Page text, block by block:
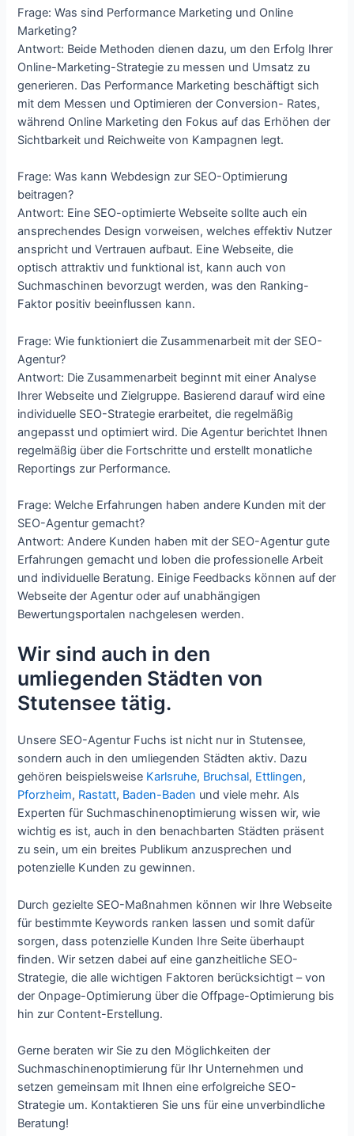
Frage: Was sind Performance Marketing und Online
Marketing?
Antwort: Beide Methoden dienen dazu, um den Erfolg Ihrer
Online-Marketing-Strategie zu messen und Umsatz zu
generieren. Das Performance Marketing beschäftigt sich
mit dem Messen und Optimieren der Conversion- Rates,
während Online Marketing den Fokus auf das Erhöhen der
Sichtbarkeit und Reichweite von Kampagnen legt.
Frage: Was kann Webdesign zur SEO-Optimierung
beitragen?
Antwort: Eine SEO-optimierte Webseite sollte auch ein
ansprechendes Design vorweisen, welches effektiv Nutzer
anspricht und Vertrauen aufbaut. Eine Webseite, die
optisch attraktiv und funktional ist, kann auch von
Suchmaschinen bevorzugt werden, was den Ranking-
Faktor positiv beeinflussen kann.
Frage: Wie funktioniert die Zusammenarbeit mit der SEO-
Agentur?
Antwort: Die Zusammenarbeit beginnt mit einer Analyse
Ihrer Webseite und Zielgruppe. Basierend darauf wird eine
individuelle SEO-Strategie erarbeitet, die regelmäßig
angepasst und optimiert wird. Die Agentur berichtet Ihnen
regelmäßig über die Fortschritte und erstellt monatliche
Reportings zur Performance.
Frage: Welche Erfahrungen haben andere Kunden mit der
SEO-Agentur gemacht?
Antwort: Andere Kunden haben mit der SEO-Agentur gute
Erfahrungen gemacht und loben die professionelle Arbeit
und individuelle Beratung. Einige Feedbacks können auf der
Webseite der Agentur oder auf unabhängigen
Bewertungsportalen nachgelesen werden.
Wir sind auch in den
umliegenden Städten von
Stutensee tätig.
Unsere SEO-Agentur Fuchs ist nicht nur in Stutensee,
sondern auch in den umliegenden Städten aktiv. Dazu
gehören beispielsweise Karlsruhe, Bruchsal, Ettlingen,
Pforzheim, Rastatt, Baden-Baden und viele mehr. Als
Experten für Suchmaschinenoptimierung wissen wir, wie
wichtig es ist, auch in den benachbarten Städten präsent
zu sein, um ein breites Publikum anzusprechen und
potenzielle Kunden zu gewinnen.
Durch gezielte SEO-Maßnahmen können wir Ihre Webseite
für bestimmte Keywords ranken lassen und somit dafür
sorgen, dass potenzielle Kunden Ihre Seite überhaupt
finden. Wir setzen dabei auf eine ganzheitliche SEO-
Strategie, die alle wichtigen Faktoren berücksichtigt – von
der Onpage-Optimierung über die Offpage-Optimierung bis
hin zur Content-Erstellung.
Gerne beraten wir Sie zu den Möglichkeiten der
Suchmaschinenoptimierung für Ihr Unternehmen und
setzen gemeinsam mit Ihnen eine erfolgreiche SEO-
Strategie um. Kontaktieren Sie uns für eine unverbindliche
Beratung!